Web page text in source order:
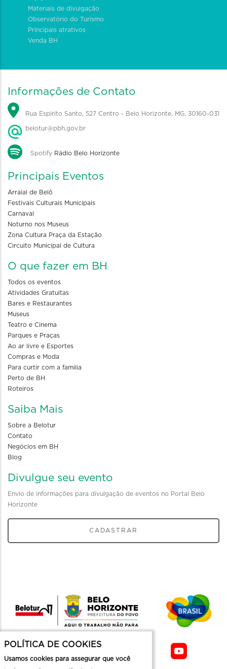
Materiais de divulgação
Observatório do Turismo
Principais atrativos
Venda BH
Informações de Contato
Rua Espírito Santo, 527 Centro - Belo Horizonte, MG, 30160-031
belotur@pbh.gov.br
Spotify Rádio Belo Horizonte
Principais Eventos
Arraial de Belô
Festivais Culturais Municipais
Carnaval
Noturno nos Museus
Zona Cultura Praça da Estação
Circuito Municipal de Cultura
O que fazer em BH
Todos os eventos
Atividades Gratuitas
Bares e Restaurantes
Museus
Teatro e Cinema
Parques e Praças
Ao ar livre e Esportes
Compras e Moda
Para curtir com a familia
Perto de BH
Roteiros
Saiba Mais
Sobre a Belotur
Contato
Negócios em BH
Blog
Divulgue seu evento
Envio de informações para divulgação de eventos no Portal Belo
Horizonte
CADASTRAR
POLÍTICA DE COOKIES
Usamos cookies para assegurar que você